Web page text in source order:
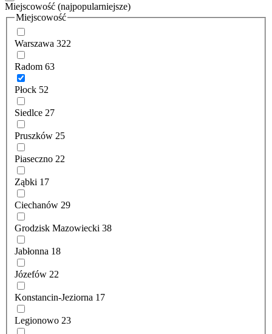
Miejscowość (najpopularniejsze)
Miejscowość
Warszawa 322
Radom 63
Płock 52
Siedlce 27
Pruszków 25
Piaseczno 22
Ząbki 17
Ciechanów 29
Grodzisk Mazowiecki 38
Jabłonna 18
Józefów 22
Konstancin-Jeziorna 17
Legionowo 23